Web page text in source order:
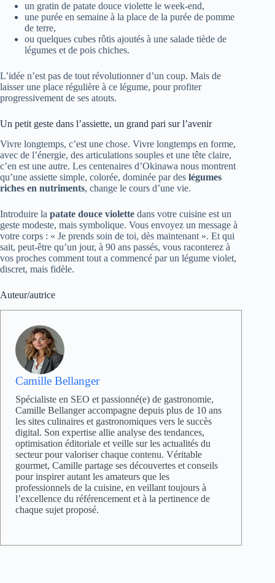
un gratin de patate douce violette le week-end,
une purée en semaine à la place de la purée de pomme
de terre,
ou quelques cubes rôtis ajoutés à une salade tiède de
légumes et de pois chiches.
L’idée n’est pas de tout révolutionner d’un coup. Mais de
laisser une place régulière à ce légume, pour profiter
progressivement de ses atouts.
Un petit geste dans l’assiette, un grand pari sur l’avenir
Vivre longtemps, c’est une chose. Vivre longtemps en forme,
avec de l’énergie, des articulations souples et une tête claire,
c’en est une autre. Les centenaires d’Okinawa nous montrent
qu’une assiette simple, colorée, dominée par des légumes
riches en nutriments, change le cours d’une vie.
Introduire la patate douce violette dans votre cuisine est un
geste modeste, mais symbolique. Vous envoyez un message à
votre corps : « Je prends soin de toi, dès maintenant ». Et qui
sait, peut-être qu’un jour, à 90 ans passés, vous raconterez à
vos proches comment tout a commencé par un légume violet,
discret, mais fidèle.
Auteur/autrice
Camille Bellanger
Spécialiste en SEO et passionné(e) de gastronomie,
Camille Bellanger accompagne depuis plus de 10 ans
les sites culinaires et gastronomiques vers le succès
digital. Son expertise allie analyse des tendances,
optimisation éditoriale et veille sur les actualités du
secteur pour valoriser chaque contenu. Véritable
gourmet, Camille partage ses découvertes et conseils
pour inspirer autant les amateurs que les
professionnels de la cuisine, en veillant toujours à
l’excellence du référencement et à la pertinence de
chaque sujet proposé.